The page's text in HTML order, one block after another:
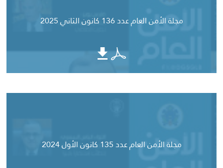
مجلة الأمن العام عدد 136 كانون الثاني 2025
مجلة الأمن العام عدد 135 كانون الأول 2024